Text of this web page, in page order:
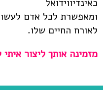
כאינדיווידואל
ומאפשרת לכל אדם
לאורח החיים שלו.
מזמינה אותך ליצור